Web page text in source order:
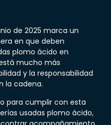
de 2025 marca un
en que deben
plomo ácido en
mucho más
y la responsabilidad
la cadena.
para cumplir con esta
usadas plomo ácido,